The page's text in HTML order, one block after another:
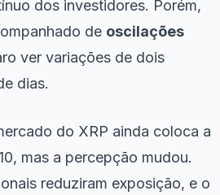
dos investidores. Porém,
de oscilações
ver variações de dois
dias.
do XRP ainda coloca a
mas a percepção mudou.
reduziram exposição, e o